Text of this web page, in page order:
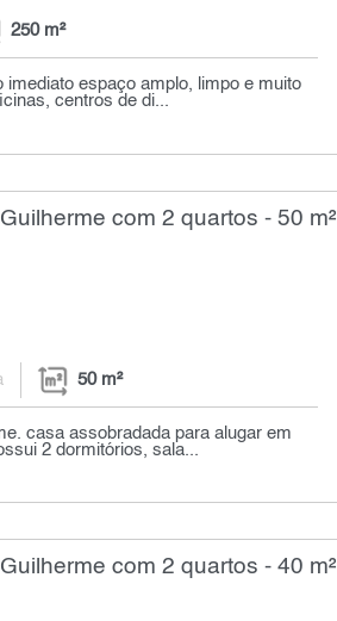
250 m²
imediato espaço amplo, limpo e muito
centros de di...
com 2 quartos - 50 m²
50 m²
casa assobradada para alugar em
2 dormitórios, sala...
com 2 quartos - 40 m²